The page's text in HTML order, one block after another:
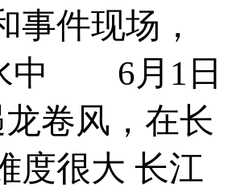
件现场，
水中 6月1日
卷风，在长
度很大 长江